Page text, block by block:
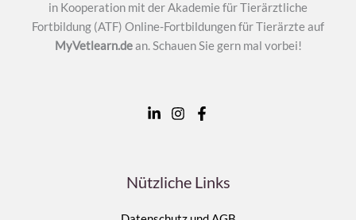
in Kooperation mit der Akademie für Tierärztliche
Fortbildung (ATF) Online-Fortbildungen für Tierärzte auf
MyVetlearn.dean. Schauen Sie gern mal vorbei!
Nützliche Links